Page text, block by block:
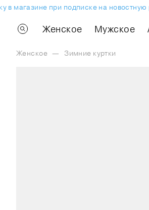
магазине при подписке на новостную
Женское Мужское
Женское — Зимние куртки